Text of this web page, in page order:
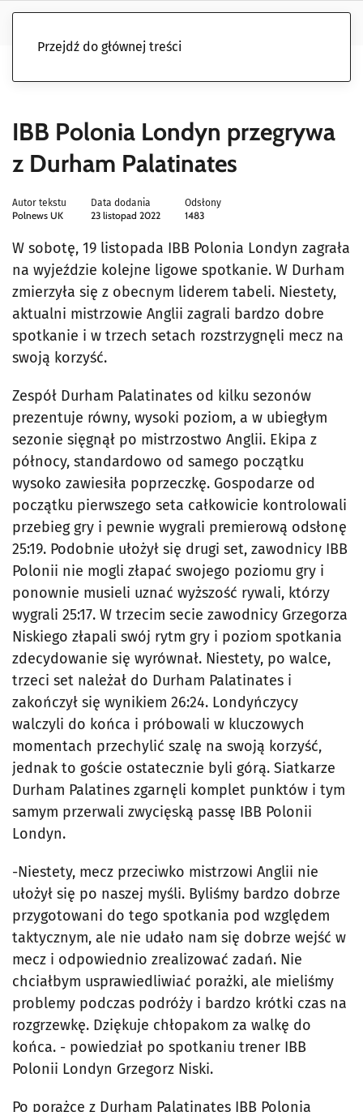
Przejdź do głównej treści
IBB Polonia Londyn przegrywa
z Durham Palatinates
Autor tekstu
Polnews UK
Data dodania
23 listopad 2022
Odsłony
1483
W sobotę, 19 listopada IBB Polonia Londyn zagrała
na wyjeździe kolejne ligowe spotkanie. W Durham
zmierzyła się z obecnym liderem tabeli. Niestety,
aktualni mistrzowie Anglii zagrali bardzo dobre
spotkanie i w trzech setach rozstrzygnęli mecz na
swoją korzyść.
Zespół Durham Palatinates od kilku sezonów
prezentuje równy, wysoki poziom, a w ubiegłym
sezonie sięgnął po mistrzostwo Anglii. Ekipa z
północy, standardowo od samego początku
wysoko zawiesiła poprzeczkę. Gospodarze od
początku pierwszego seta całkowicie kontrolowali
przebieg gry i pewnie wygrali premierową odsłonę
25:19. Podobnie ułożył się drugi set, zawodnicy IBB
Polonii nie mogli złapać swojego poziomu gry i
ponownie musieli uznać wyższość rywali, którzy
wygrali 25:17. W trzecim secie zawodnicy Grzegorza
Niskiego złapali swój rytm gry i poziom spotkania
zdecydowanie się wyrównał. Niestety, po walce,
trzeci set należał do Durham Palatinates i
zakończył się wynikiem 26:24. Londyńczycy
walczyli do końca i próbowali w kluczowych
momentach przechylić szalę na swoją korzyść,
jednak to goście ostatecznie byli górą. Siatkarze
Durham Palatines zgarnęli komplet punktów i tym
samym przerwali zwycięską passę IBB Polonii
Londyn.
-Niestety, mecz przeciwko mistrzowi Anglii nie
ułożył się po naszej myśli. Byliśmy bardzo dobrze
przygotowani do tego spotkania pod względem
taktycznym, ale nie udało nam się dobrze wejść w
mecz i odpowiednio zrealizować zadań. Nie
chciałbym usprawiedliwiać porażki, ale mieliśmy
problemy podczas podróży i bardzo krótki czas na
rozgrzewkę. Dziękuje chłopakom za walkę do
końca. - powiedział po spotkaniu trener IBB
Polonii Londyn Grzegorz Niski.
Po porażce z Durham Palatinates IBB Polonia